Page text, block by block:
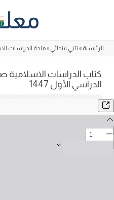
الرئيسية » ثاني ابتدائي »مادة الدراسات
كتاب الدراسات الاسلامية
الدراسي الأول 1447